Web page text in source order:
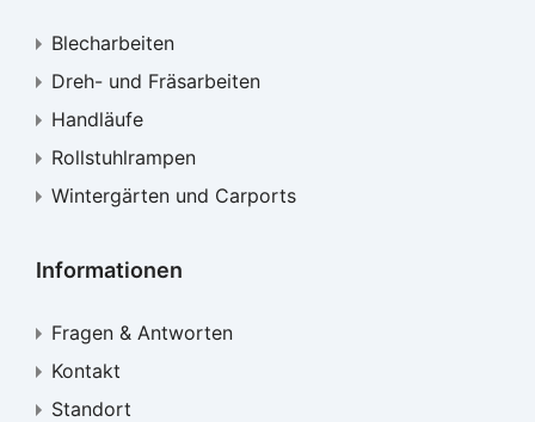
Blecharbeiten
Dreh- und Fräsarbeiten
Handläufe
Rollstuhlrampen
Wintergärten und Carports
Informationen
Fragen & Antworten
Kontakt
Standort